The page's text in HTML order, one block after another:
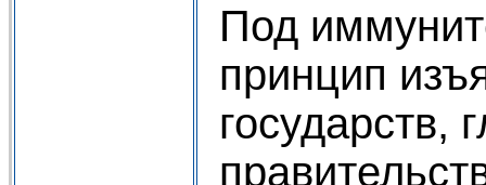
Под
принцип
государств,